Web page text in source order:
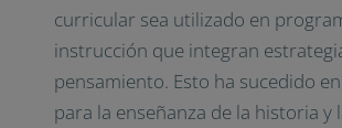
curricular sea utilizado en
instrucción que integran
pensamiento. Esto ha sucedido
para la enseñanza de la historia y